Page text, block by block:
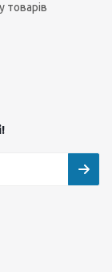
товарів